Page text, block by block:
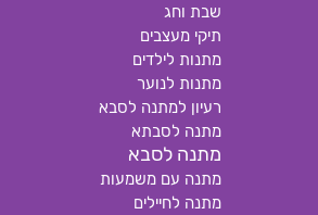
שבת וחג
תיקי מעצבים
מתנות לילדים
מתנות לנוער
רעיון למתנה לסבא
מתנה לסבתא
מתנה לסבא
מתנה עם משמעות
מתנה לחיילים